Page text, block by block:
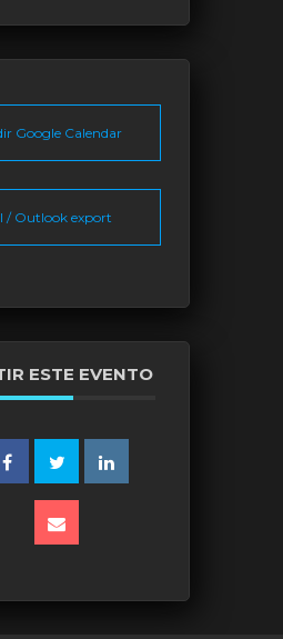
Google Calendar
/ Outlook export
ESTE EVENTO